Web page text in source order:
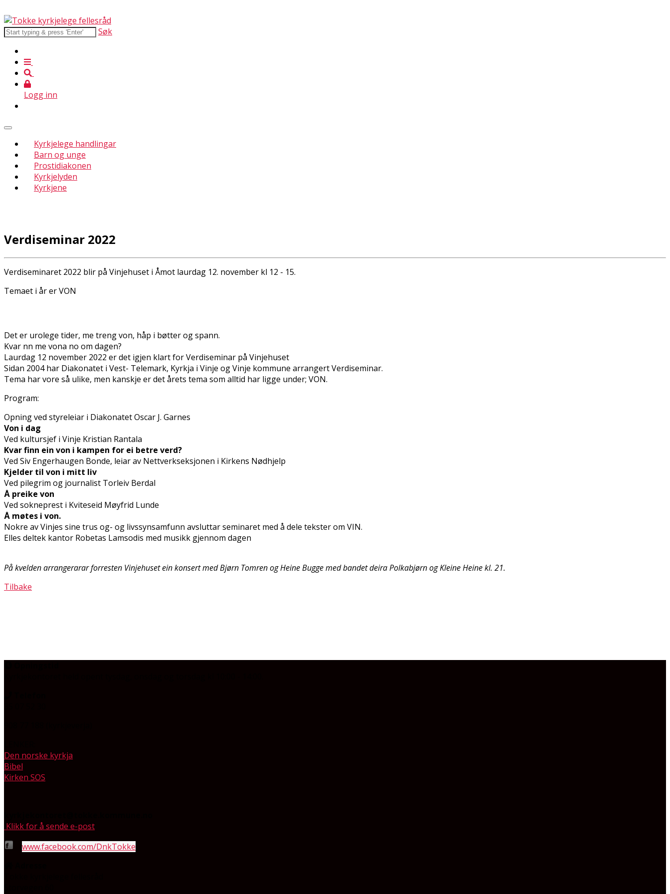
Søk
Logg inn
Kyrkjelege handlingar
Barn og unge
Prostidiakonen
Kyrkjelyden
Kyrkjene
Verdiseminar 2022
Verdiseminaret 2022 blir på Vinjehuset i Åmot laurdag 12. november kl 12 - 15.
Temaet i år er VON
Det er urolege tider, me treng von, håp i bøtter og spann.
Kvar finn me vona no om dagen?
Laurdag 12 november 2022 er det igjen klart for Verdiseminar på Vinjehuset
Sidan 2004 har Diakonatet i Vest- Telemark, Kyrkja i Vinje og Vinje kommune arrangert Verdiseminar.
Tema har vore så ulike, men kanskje er det årets tema som alltid har ligge under; VON.
Program:
Opning ved styreleiar i Diakonatet Oscar J. Garnes
Von i dag
Ved kultursjef i Vinje Kristian Rantala
Kvar finn ein von i kampen for ei betre verd?
Ved Siv Engerhaugen Bonde, leiar av Nettverkseksjonen i Kirkens Nødhjelp
Kjelder til von i mitt liv
Ved pilegrim og journalist Torleiv Berdal
Å preike von
Ved sokneprest i Kviteseid Møyfrid Lunde
Å møtes i von.
Nokre av Vinjes sine trus og- og livssynsamfunn avsluttar seminaret med å dele tekster om VIN.
Elles deltek kantor Robetas Lamsodis med musikk gjennom dagen
På kvelden arrangerarar forresten Vinjehuset ein konsert med Bjørn Tomren og Heine Bugge med bandet deira Polkabjørn og Kleine Heine kl. 21.
Tilbake
Den norske kyrkja
Bibel
Kirken SOS
Klikk for å sende e-post
www.facebook.com/DnkTokke